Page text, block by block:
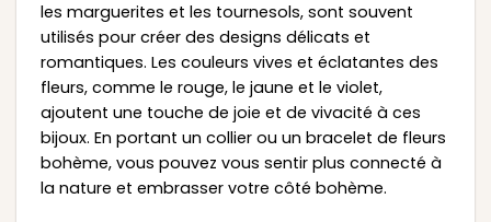
les marguerites et les tournesols, sont souvent
utilisés pour créer des designs délicats et
romantiques. Les couleurs vives et éclatantes des
fleurs, comme le rouge, le jaune et le violet,
ajoutent une touche de joie et de vivacité à ces
bijoux. En portant un collier ou un bracelet de fleurs
bohème, vous pouvez vous sentir plus connecté à
la nature et embrasser votre côté bohème.